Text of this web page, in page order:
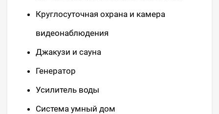
Круглосуточная охрана и камера
видеонаблюдения
Джакузи и сауна
Генератор
Усилитель воды
Система умный дом